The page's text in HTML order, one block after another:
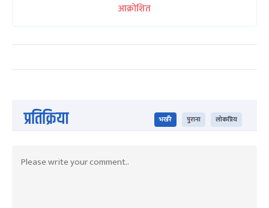
आक्रोशित
प्रतिक्रिया भर्खरै पुराना लोकप्रिय